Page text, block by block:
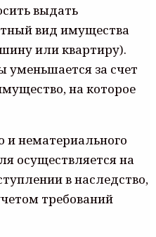
выдать
вид имущества
или квартиру).
за счет
на которое
и нематериального
осуществляется на
в наследство,
требований